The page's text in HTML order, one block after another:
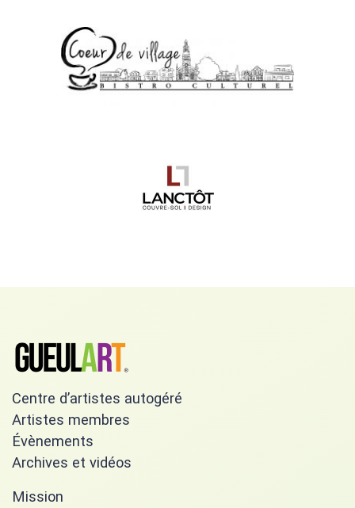
Centre d’artistes autogéré
Artistes membres
Évènements
Archives et vidéos
Mission